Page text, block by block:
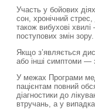
Участь у бойових
сон, хронічний
також вибухові
поступових змін зору.
Якщо з’являється
або інші симптоми —
У межах Програми
пацієнтам повний
діагностики до
втручань, а у